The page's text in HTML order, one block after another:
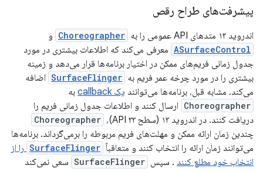
پیشرفت‌های طراح رقص
اندروید ۱۳ متدهای API عمومی را به Choreographer و
ASurfaceControl معرفی می‌کند که اطلاعات بیشتری در مورد
جدول زمانی فریم‌های ممکن در اختیار برنامه‌ها قرار می‌دهد و زمینه
بیشتری را در مورد چرخه عمر فریم به SurfaceFlinger اضافه
می‌کند. مشابه قبل، برنامه‌ها می‌توانند یک callback به
Choreographer ارسال کنند و اطلاعات جدول زمانی فریم را
دریافت کنند. در اندروید ۱۳ (سطح API ۳۳)،
Choreographer
چندین زمان ارائه ممکن و مهلت‌های فریم مربوطه را برمی‌گرداند. برنامه‌ها
می‌توانند زمان ارائه را انتخاب کنند و متعاقباً SurfaceFlinger را از
انتخاب خود مطلع کنند . سپس SurfaceFlinger سعی نمی‌کند